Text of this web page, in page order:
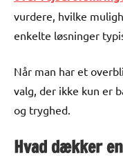
vurdere, hvilke
enkelte løsninger
Når man har et
valg, der ikke kun er
og tryghed.
Hvad dækker